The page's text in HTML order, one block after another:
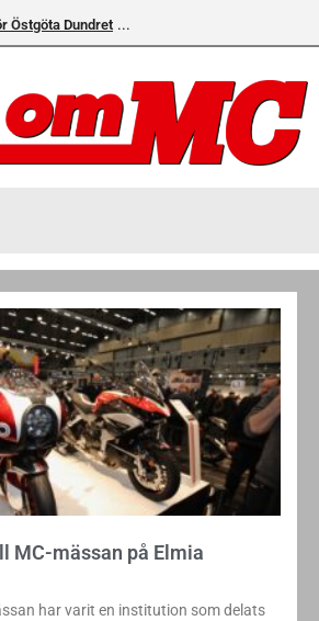
Östgöta Dundret
MC-mässan på Elmia
har varit en institution som delats